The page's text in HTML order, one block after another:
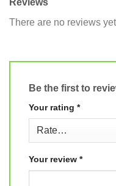
Reviews
There are no reviews
Be the first to
Your rating *
Your review *